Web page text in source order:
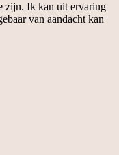
zijn. Ik kan uit ervaring
van aandacht kan